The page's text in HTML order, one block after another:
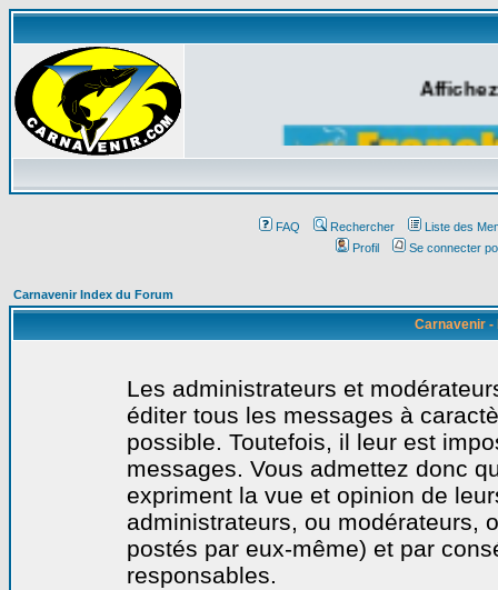
FAQ Rechercher
Liste des
Profil
Se connecter
Carnavenir Index du Forum
Carnavenir -
Les administrateurs et
éditer tous les messages à
possible. Toutefois, il leur est
messages. Vous admettez donc
expriment la vue et opinion de
administrateurs, ou modérateurs,
postés par eux-même) et par
responsables.